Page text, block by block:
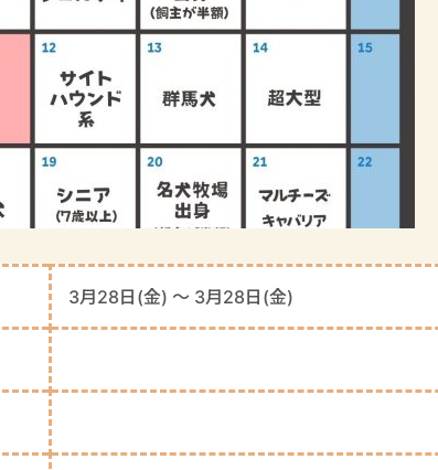
3月28日(金) 〜 3月28日(金)